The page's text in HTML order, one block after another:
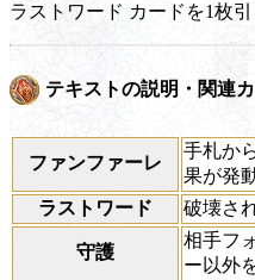
ラストワード カードを1枚引
テキストの説明・関連
ファンファーレ
手札か
果が発
ラストワード
破壊さ
守護
相手フ
ー以外